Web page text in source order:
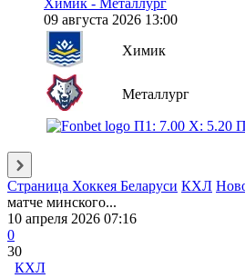
09 августа 2026 13:00
Химик
Металлург
П1: 7.00 X: 5.20
Страница Хоккея Беларуси КХЛ
матче минского...
10 апреля 2026 07:16
0
30
КХЛ